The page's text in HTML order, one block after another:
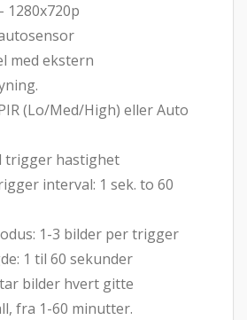
1280x720p
med ekstern
(Lo/Med/High) eller Auto
trigger hastighet
interval: 1 sek. to 60
1-3 bilder per trigger
1 til 60 sekunder
tar bilder hvert gitte
fra 1-60 minutter.